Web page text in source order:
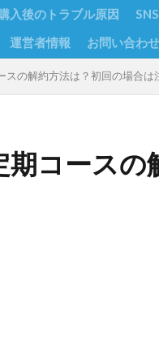
入後のトラブル原因
運営者情報 お問い合わせ
スの解約方法は？初回の場合は
期コースの